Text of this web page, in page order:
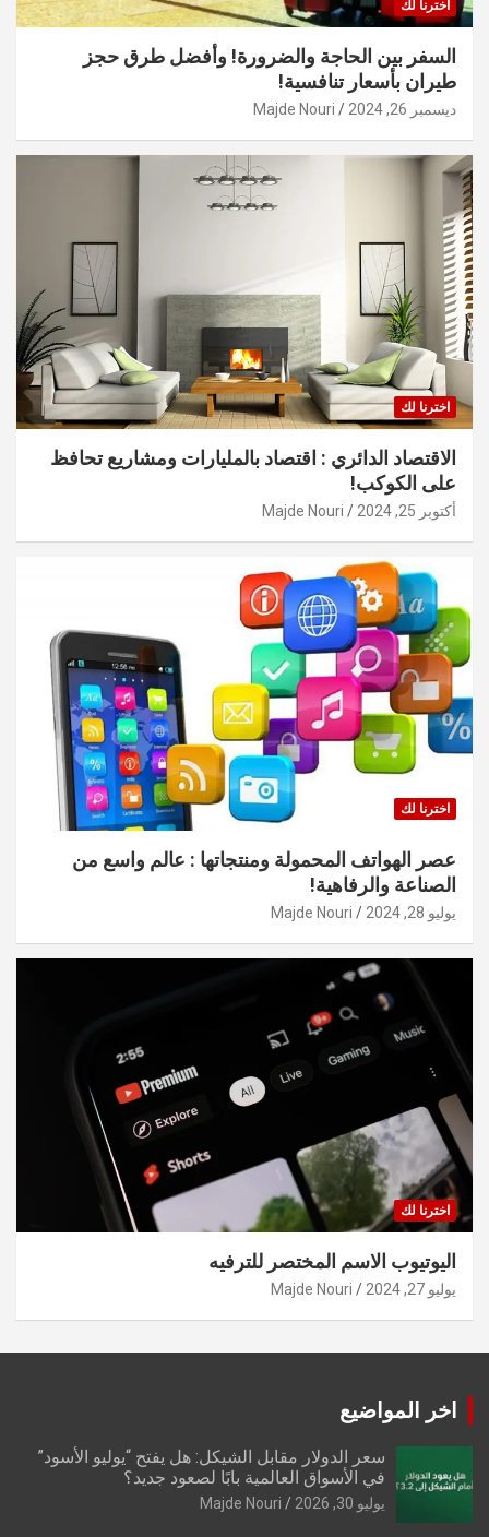
اخترنا لك
السفر بين الحاجة والضرورة! وأفضل طرق حجز
طيران بأسعار تنافسية!
ديسمبر 26, 2024 Majde Nouri
اخترنا لك
الاقتصاد الدائري : اقتصاد بالمليارات ومشاريع تحافظ
على الكوكب!
أكتوبر 25, 2024 Majde Nouri
اخترنا لك
عصر الهواتف المحمولة ومنتجاتها : عالم واسع من
الصناعة والرفاهية!
يوليو 28, 2024 Majde Nouri
اخترنا لك
اليوتيوب الاسم المختصر للترفيه
يوليو 27, 2024 Majde Nouri
اخر المواضيع
سعر الدولار مقابل الشيكل: هل يفتح “يوليو الأسود”
في الأسواق العالمية بابًا لصعود جديد؟
يوليو 30, 2026 Majde Nouri